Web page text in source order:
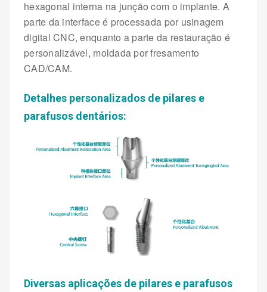
hexagonal interna na junção com o implante. A
parte da interface é processada por usinagem
digital CNC, enquanto a parte da restauração é
personalizável, moldada por fresamento
CAD/CAM.
Detalhes personalizados de pilares e
parafusos dentários:
Diversas aplicações de pilares e parafusos